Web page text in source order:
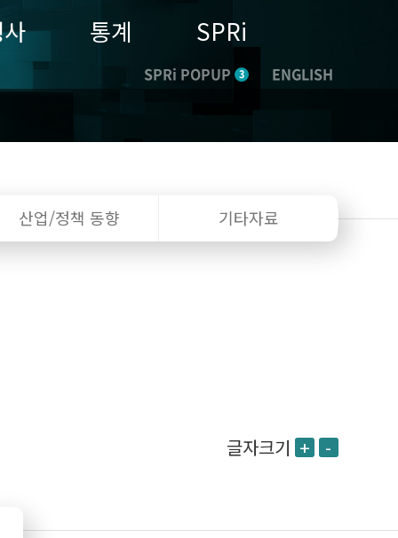
통계 SPRi
SPRi POPUP 3 ENGLISH
산업/정책 동향 기타자료
글자크기 + -